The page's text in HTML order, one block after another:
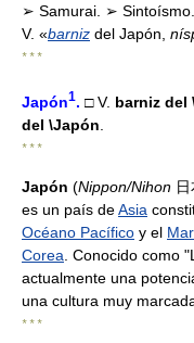
➢ Samurai. ➢
V. «barniz del Japón,
* * *
Japón1. □ V. barniz del
del \Japón
* * *
Japón (Nippon/Nihon
es un país deAsia
Océano Pacífico y el
Corea . Conocido como
actualmente una
una cultura muy
* * *